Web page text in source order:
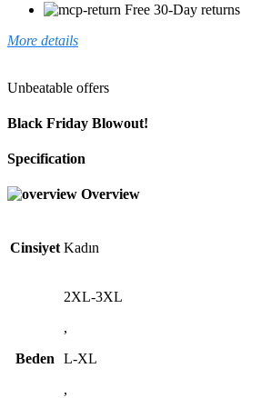
Free 30-Day returns
More details
Unbeatable offers
Black Friday Blowout!
Specification
Overview
Cinsiyet Kadın
Beden
2XL-3XL
,
L-XL
,